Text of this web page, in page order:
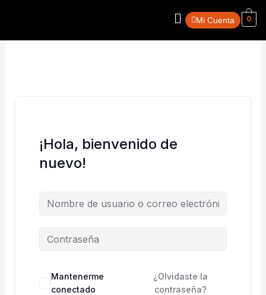
MenúMi Cuenta 0
¡Hola, bienvenido de
nuevo!
Mantenerme
conectado
¿Olvidaste la
contraseña?